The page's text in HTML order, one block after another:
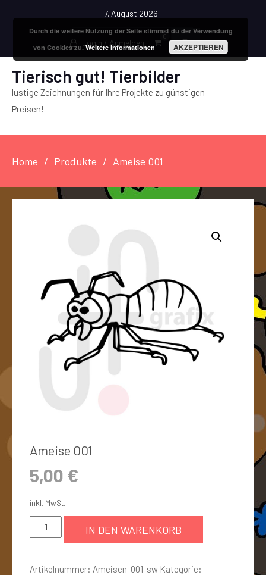
7. August 2026
Login / Anmelden
0
Tierisch gut! Tierbilder
lustige Zeichnungen für Ihre Projekte zu günstigen
Preisen!
Home Produkte Ameise 001
Ameise 001
5,00 €
inkl. MwSt.
IN DEN WARENKORB
Artikelnummer: Ameisen-001-sw Kategorie:
Durch die weitere Nutzung der Seite stimmst du der Verwendung
von Cookies zu.Weitere Informationen AKZEPTIEREN